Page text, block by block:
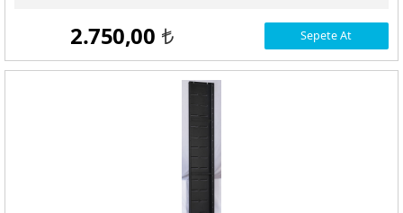
2.750,00 t Sepete At